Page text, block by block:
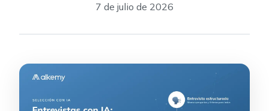
7 de julio de 2026